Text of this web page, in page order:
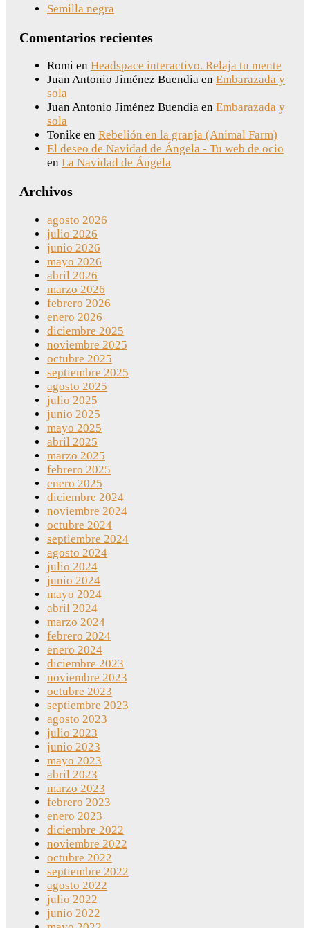
Semilla negra
Comentarios recientes
Romi en Headspace interactivo. Relaja tu mente
Juan Antonio Jiménez Buendia en Embarazada y
sola
Juan Antonio Jiménez Buendia en Embarazada y
sola
Tonike en Rebelión en la granja (Animal Farm)
El deseo de Navidad de Ángela - Tu web de ocio
en La Navidad de Ángela
Archivos
agosto 2026
julio 2026
junio 2026
mayo 2026
abril 2026
marzo 2026
febrero 2026
enero 2026
diciembre 2025
noviembre 2025
octubre 2025
septiembre 2025
agosto 2025
julio 2025
junio 2025
mayo 2025
abril 2025
marzo 2025
febrero 2025
enero 2025
diciembre 2024
noviembre 2024
octubre 2024
septiembre 2024
agosto 2024
julio 2024
junio 2024
mayo 2024
abril 2024
marzo 2024
febrero 2024
enero 2024
diciembre 2023
noviembre 2023
octubre 2023
septiembre 2023
agosto 2023
julio 2023
junio 2023
mayo 2023
abril 2023
marzo 2023
febrero 2023
enero 2023
diciembre 2022
noviembre 2022
octubre 2022
septiembre 2022
agosto 2022
julio 2022
junio 2022